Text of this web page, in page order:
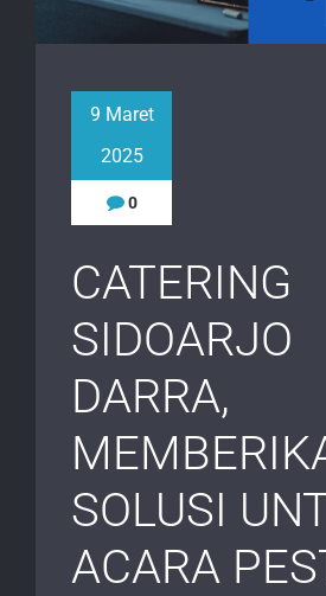
9 Maret
2025
0
CATERING
SIDOARJO
DARRA,
SOLUSI
ACARA